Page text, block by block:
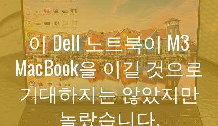
이 Dell 노트북이 M3
MacBook을 이길 것으로
기대하지는 않았지만
놀랐습니다.